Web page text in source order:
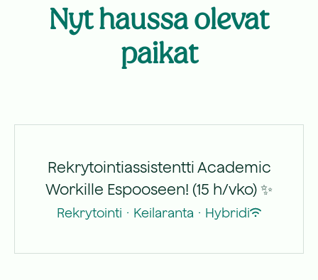
Nyt haussa olevat
paikat
Rekrytointiassistentti Academic
Workille Espooseen! (15 h/vko) ✨
Rekrytointi · Keilaranta · Hybridi